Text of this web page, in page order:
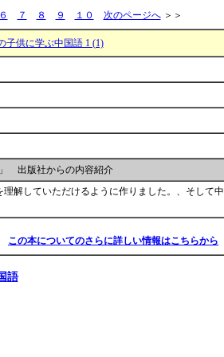
６ ７ ８ ９ １０ 次のページへ＞＞
子供に学ぶ中国語 1 (1)
」 出版社からの内容紹介
解していただけるように作りました。、そして中
この本についてのさらに詳しい情報はこちらから
語